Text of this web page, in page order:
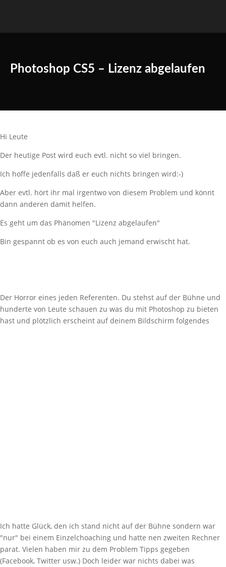
Photoshop CS5 – Lizenz abgelaufen
Hi Leute
Der heutige Post wird euch evtl. nicht so viel bringen.
Ich hoffe jedenfalls daß er euch nichts bringen wird:-)
Aber evtl. hört ihr mal irgentwo von diesem Problem und könnt
dann anderen damit helfen.
Es geht um das Phänomen "Lizenz abgelaufen"
Bin gespannt ob es von euch auch jemand erwischt hat.
Der Horror eines jeden Referenten. Du stehst auf der Bühne und
hunderte von Leute schauen zu was du mit Photoshop zu bieten
hast und plötzlich erscheint auf deinem Bildschirm folgendes
Ich hatte Glück, den ich stand nicht auf der Bühne sondern war
"nur" bei einem Einzelchoaching und hatte nen zweiten Rechner
parat. Vielen haben mir zu dem Problem Tipps gegeben
(Facebook, Twitter usw.) Doch leider war nichts dabei was